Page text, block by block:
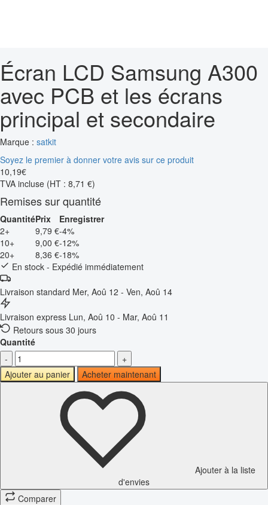
Écran LCD Samsung A300
avec PCB et les écrans
principal et secondaire
Marque : satkit
Soyez le premier à donner votre avis sur ce produit
10,19€
TVA incluse (HT : 8,71 €)
Remises sur quantité
QuantitéPrix
Enregistrer
2+
9,79 €-4%
10+
9,00 €-12%
20+
8,36 €-18%
En stock - Expédié immédiatement
Livraison standard Mer, Aoû 12 - Ven, Aoû 14
Livraison express Lun, Aoû 10 - Mar, Aoû 11
Retours sous 30 jours
Quantité
-
+
Ajouter au panier
Acheter maintenant
Ajouter à la liste
d'envies
Comparer